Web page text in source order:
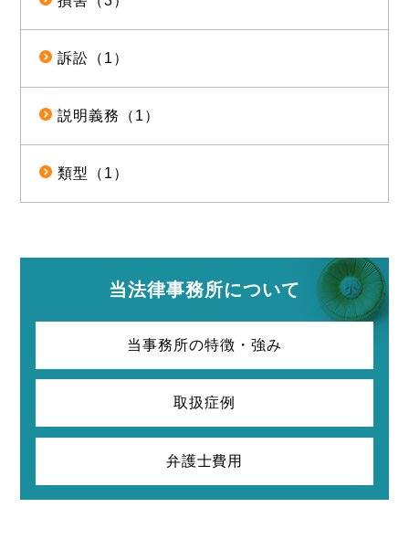
訴訟（1）
説明義務（1）
類型（1）
当法律事務所について
当事務所の特徴・強み
取扱症例
弁護士費用